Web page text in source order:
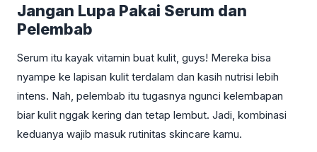
Jangan Lupa Pakai Serum dan
Pelembab
Serum itu kayak vitamin buat kulit, guys! Mereka bisa
nyampe ke lapisan kulit terdalam dan kasih nutrisi lebih
intens. Nah, pelembab itu tugasnya ngunci kelembapan
biar kulit nggak kering dan tetap lembut. Jadi, kombinasi
keduanya wajib masuk rutinitas skincare kamu.